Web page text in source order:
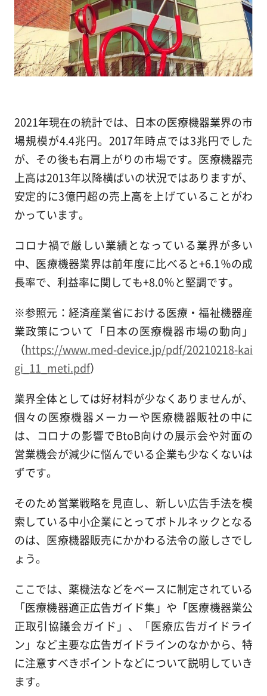
2021年現在の統計では、日本の医療機器業界の市
場規模が4.4兆円。2017年時点では3兆円でした
が、その後も右肩上がりの市場です。医療機器売
上高は2013年以降横ばいの状況ではありますが、
安定的に3億円超の売上高を上げていることがわ
かっています。
コロナ禍で厳しい業績となっている業界が多い
中、医療機器業界は前年度に比べると+6.1％の成
長率で、利益率に関しても+8.0％と堅調です。
※参照元：経済産業省における医療・福祉機器産
業政策について「日本の医療機器市場の動向」
（https://www.med-device.jp/pdf/20210218-kai
gi_11_meti.pdf）
業界全体としては好材料が少なくありませんが、
個々の医療機器メーカーや医療機器販社の中に
は、コロナの影響でBtoB向けの展示会や対面の
営業機会が減少に悩んでいる企業も少なくないは
ずです。
そのため営業戦略を見直し、新しい広告手法を模
索している中小企業にとってボトルネックとなる
のは、医療機器販売にかかわる法令の厳しさでし
ょう。
ここでは、薬機法などをベースに制定されている
「医療機器適正広告ガイド集」や「医療機器業公
正取引協議会ガイド」、「医療広告ガイドライ
ン」など主要な広告ガイドラインのなかから、特
に注意すべきポイントなどについて説明していき
ます。